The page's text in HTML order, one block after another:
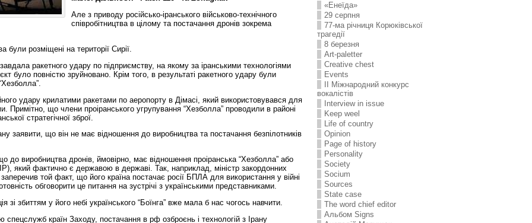
Але з приводу російсько-іранського військово-технічного
співробітництва в цілому та постачання дронів зокрема
розміщені на території Сирії.
ракетного удару по підприємству, на якому за іранськими технологіями
було повністю зруйновано. Крім того, в результаті ракетного удару були
удару крилатими ракетами по аеропорту в Дімасі, який використовувався для
Примітно, що члени проіранського угрупування “Хезболла” проводили в районі
стратегічної зброї.
заявити, що він не має відношення до виробництва та постачання безпілотників
до виробництва дронів, ймовірно, має відношення проіранська “Хезболла” або
який фактично є державою в державі. Так, наприклад, міністр закордонних
той факт, що його країна постачає росії БПЛА для використання у війні
обговорити це питання на зустрічі з українськими представниками.
зі збиттям у його небі українського “Боїнга” вже мала б нас чогось навчити.
спецслужб країн Заходу, постачання в рф озброєнь і технологій з Ірану
«Енеїда»
29 серпня
77-ма річниця Корюківської
трагедії
8 березня
Art-paletter
Creative chest
Events
II Міжнародний конкурс
вокалістів
Interview in issue
Keep weel
Life of country
Opinion
Page of history
Personality
Society
Socium
Sources
State case
The word chief editor
Альбом Signs